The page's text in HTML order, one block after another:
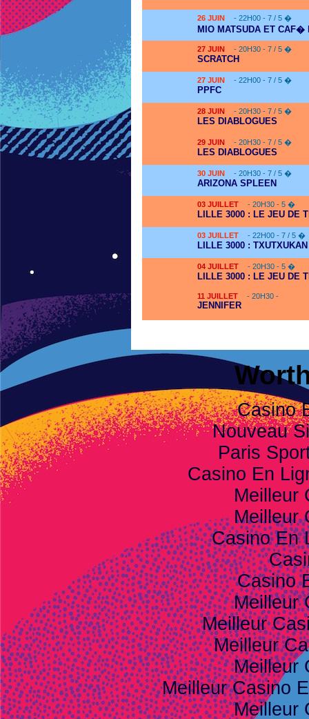
26 JUIN - 22H00 - 7 / 5 �
MIO MATSUDA ET CAF�
27 JUIN - 20H30 - 7 / 5 �
SCRATCH
27 JUIN - 22H00 - 7 / 5 �
PPFC
28 JUIN - 20H30 - 7 / 5 �
LES DIABLOGUES
29 JUIN - 20H30 - 7 / 5 �
LES DIABLOGUES
30 JUIN - 20H30 - 7 / 5 �
ARIZONA SPLEEN
03 JUILLET - 20H30 - 5 �
LILLE 3000 : LE JEU DE
03 JUILLET - 22H00 - 7 / 5 �
LILLE 3000 : TXUTXUKAN
04 JUILLET - 20H30 - 5 �
LILLE 3000 : LE JEU DE
11 JUILLET - 20H30 -
JENNIFER
Casino
Nouveau
Paris
Casino En
Meilleur
Meilleur
Casino En
Casino
Meilleur
Meilleur
Meilleur
Meilleur
Meilleur Casino
Meilleur